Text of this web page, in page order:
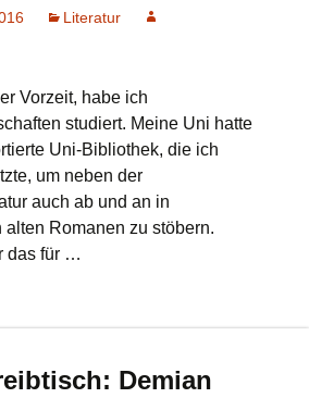
Literatur
Vorzeit, habe ich
studiert. Meine Uni hatte
Uni-Bibliothek, die ich
um neben der
auch ab und an in
Romanen zu stöbern.
das für …
Demian